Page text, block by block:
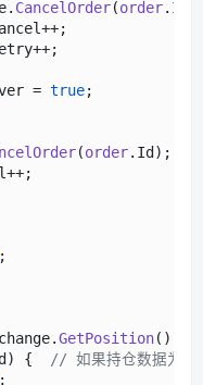
CancelOrder(order. Id
=
true;
(order. Id );
;
GetPosition();
) {
// 如果持仓数据为空
;